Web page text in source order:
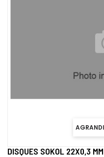
DISQUES SOKOL 22X0,3